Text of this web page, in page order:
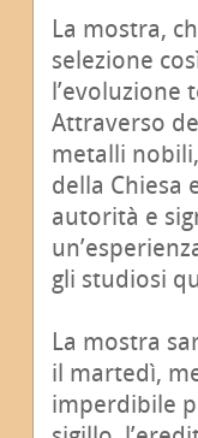
La mostra,
selezione
l’evoluzione
Attraverso
metalli
della Chiesa
autorità e
gli studiosi
La mostra
il martedì,
imperdibile